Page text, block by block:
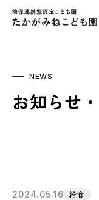
NEWS
お知らせ
2024.05.16 給食